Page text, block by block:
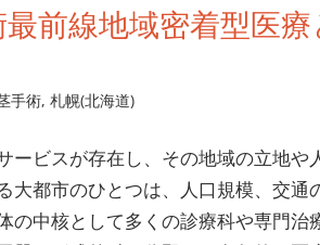
前線地域密着型医
手術,札幌(北海道)
ービスが存在し、その地域の立地や
大都市のひとつは、人口規模、交通
中核として多くの診療科や専門治